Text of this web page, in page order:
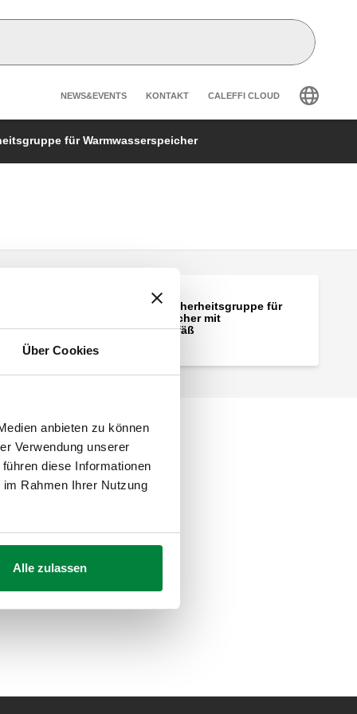
Über Cookies
anbieten zu können
Verwendung unserer
diese Informationen
Rahmen Ihrer Nutzung
Alle zulassen
Header secondary
NEWS&EVENTS KONTAKT CALEFFI CLOUD
für Warmwasserspeicher
SiCal®Center, Sicherheitsgruppe für
Warmwasserspeicher mit
Ausdehnungsgefäß